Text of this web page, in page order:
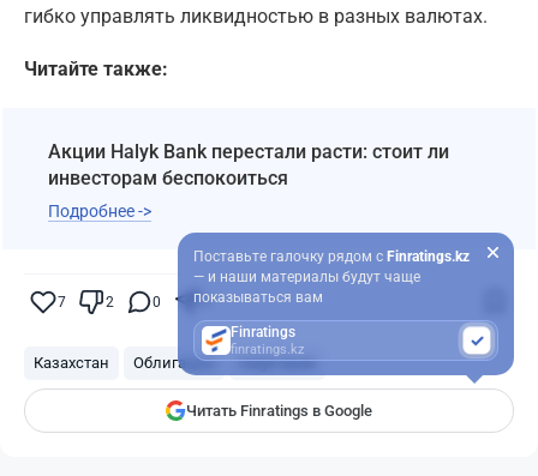
гибко управлять ликвидностью в разных валютах.
Читайте также:
Акции Halyk Bank перестали расти: стоит ли
инвесторам беспокоиться
Подробнее ->
7 2 0 4
Казахстан Облигации Halyk Bank
Читать Finratings в Google
Поставьте галочку рядом с Finratings.kz
— и наши материалы будут чаще
показываться вам
Finratings
finratings.kz